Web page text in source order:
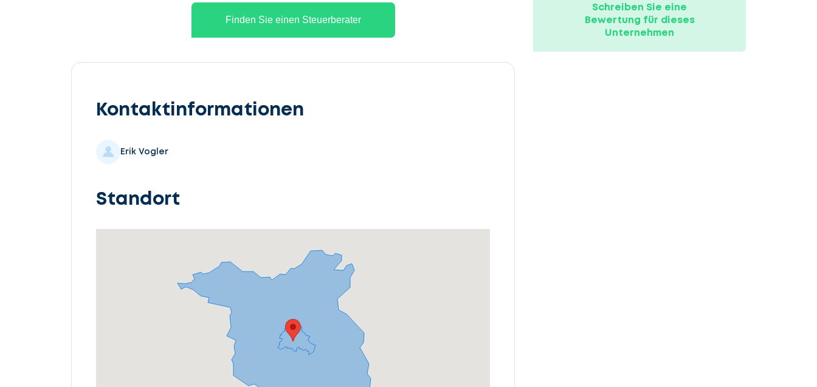
Finden Sie einen Steuerberater
Kontaktinformationen
Erik Vogler
Standort
Schreiben Sie eine
Bewertung für dieses
Unternehmen
beginnen